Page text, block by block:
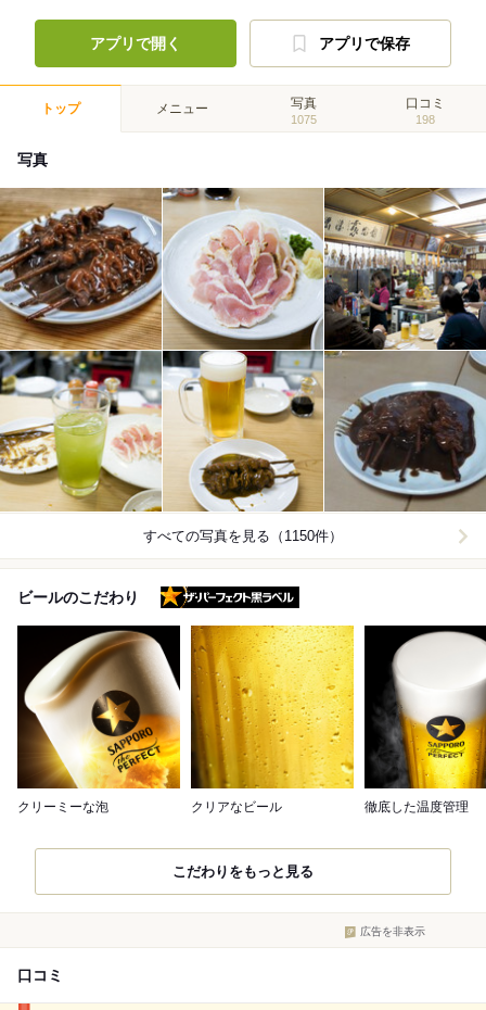
アプリで開く アプリで保存
トップ メニュー 写真
1075
口コミ
198
写真
すべての写真を見る（1150件）
ビールのこだわり
クリーミーな泡 クリアなビール 徹底した温度管理
こだわりをもっと見る
広告を非表示
口コミ